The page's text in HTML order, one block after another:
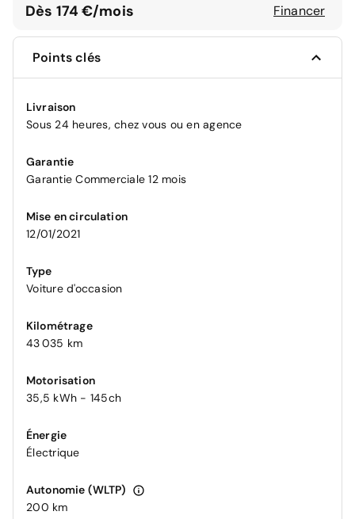
Dès 174 €/mois Financer
Points clés
Livraison
Sous 24 heures, chez vous ou en agence
Garantie
Garantie Commerciale 12 mois
Mise en circulation
12/01/2021
Type
Voiture d'occasion
Kilométrage
43 035 km
Motorisation
35,5 kWh - 145ch
Énergie
Électrique
Autonomie (WLTP)
200 km